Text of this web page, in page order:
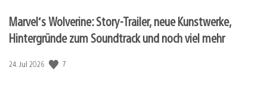
Marvel‘s Wolverine: Story-Trailer, neue Kunstwerke,
Hintergründe zum Soundtrack und noch viel mehr
Veröffentlichungsdatum:
24. Jul 2026 7